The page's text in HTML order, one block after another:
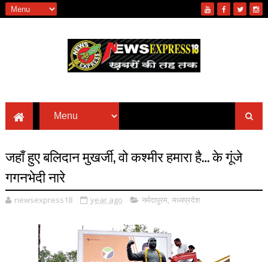
जहाँ हुए बलिदान मुखर्जी, वो कश्मीर हमारा है… के गूंजे
गगनभेदी नारे
newsexpress18 year ago नर्मदापुरम, मध्यप्रदेश